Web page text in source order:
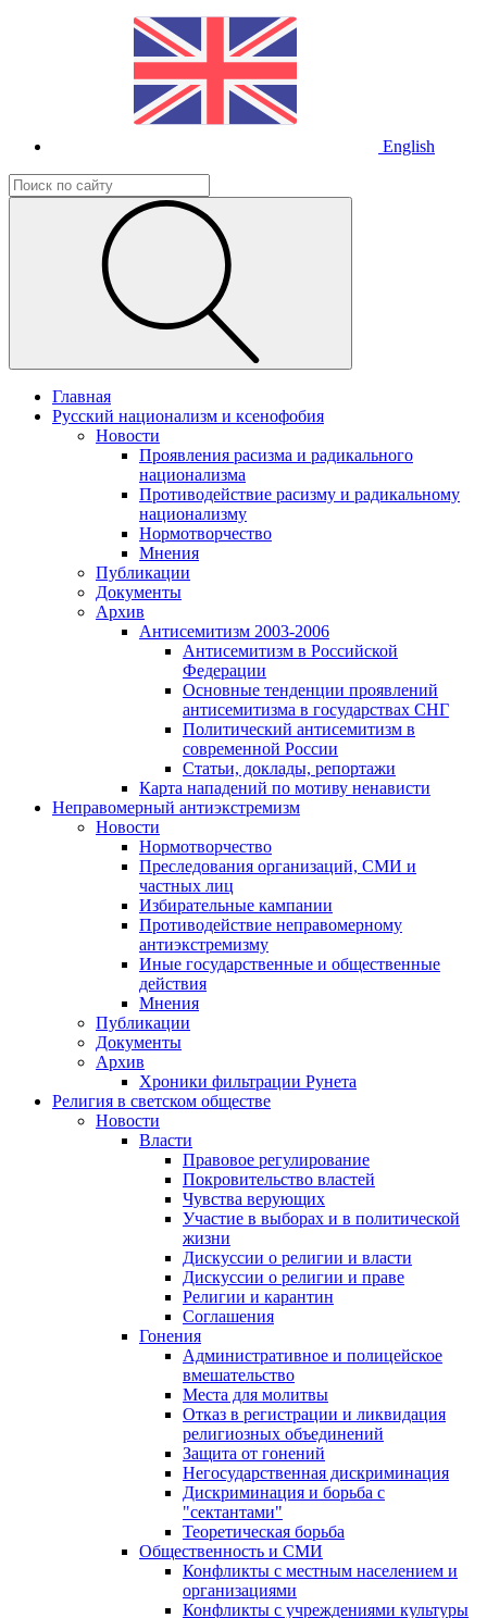
English
Главная
Русский национализм и ксенофобия
Новости
Проявления расизма и радикального
национализма
Противодействие расизму и радикальному
национализму
Нормотворчество
Мнения
Публикации
Документы
Архив
Антисемитизм 2003-2006
Антисемитизм в Российской
Федерации
Основные тенденции проявлений
антисемитизма в государствах СНГ
Политический антисемитизм в
современной России
Статьи, доклады, репортажи
Карта нападений по мотиву ненависти
Неправомерный антиэкстремизм
Новости
Нормотворчество
Преследования организаций, СМИ и
частных лиц
Избирательные кампании
Противодействие неправомерному
антиэкстремизму
Иные государственные и общественные
действия
Мнения
Публикации
Документы
Архив
Хроники фильтрации Рунета
Религия в светском обществе
Новости
Власти
Правовое регулирование
Покровительство властей
Чувства верующих
Участие в выборах и в политической
жизни
Дискуссии о религии и власти
Дискуссии о религии и праве
Религии и карантин
Соглашения
Гонения
Административное и полицейское
вмешательство
Места для молитвы
Отказ в регистрации и ликвидация
религиозных объединений
Защита от гонений
Негосударственная дискриминация
Дискриминация и борьба с
"сектантами"
Теоретическая борьба
Общественность и СМИ
Конфликты с местным населением и
организациями
Конфликты с учреждениями культуры